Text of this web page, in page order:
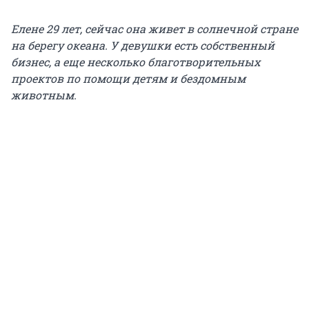
Елене 29 лет, сейчас она живет в солнечной стране
на берегу океана. У девушки есть собственный
бизнес, а еще несколько благотворительных
проектов по помощи детям и бездомным
животным.